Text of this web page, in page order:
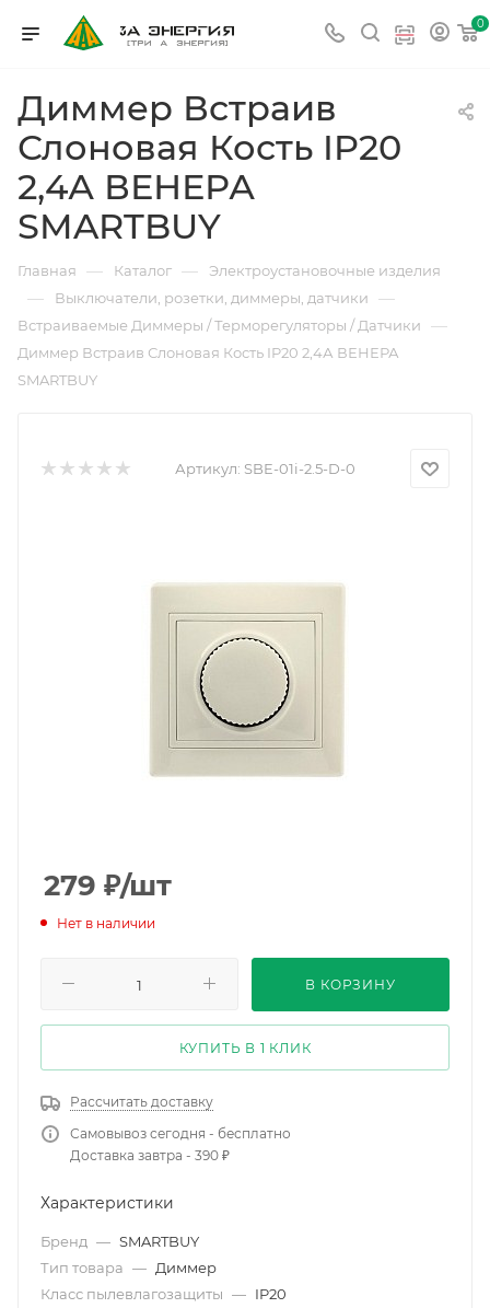
0
Диммер Встраив
Слоновая Кость IP20
2,4А ВЕНЕРА
SMARTBUY
Главная — Каталог — Электроустановочные изделия
— Выключатели, розетки, диммеры, датчики —
Встраиваемые Диммеры / Терморегуляторы / Датчики —
Диммер Встраив Слоновая Кость IP20 2,4А ВЕНЕРА
SMARTBUY
Артикул: SBE-01i-2.5-D-0
279 ₽/шт
Нет в наличии
В КОРЗИНУ
КУПИТЬ В 1 КЛИК
Рассчитать доставку
Самовывоз сегодня - бесплатно
Доставка завтра - 390 ₽
Характеристики
Бренд — SMARTBUY
Тип товара — Диммер
Класс пылевлагозащиты — IP20